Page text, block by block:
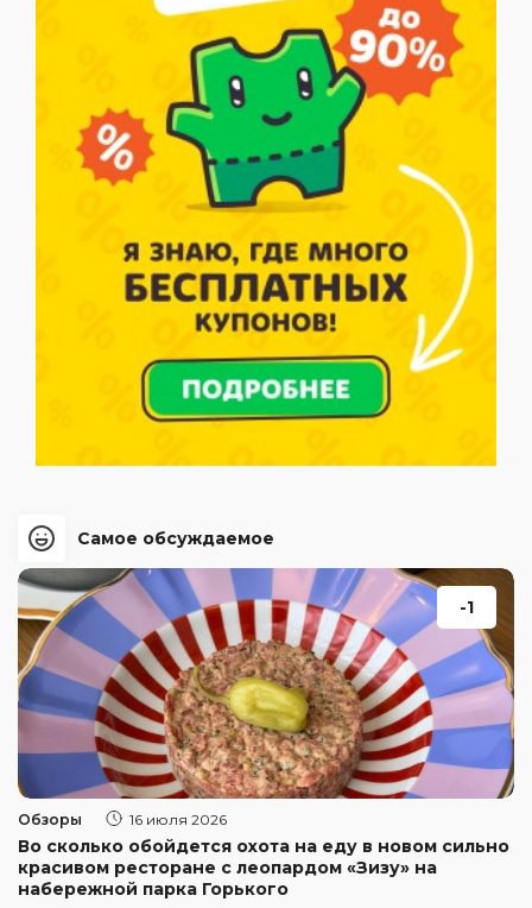
Самое обсуждаемое
-1
Обзоры 16 июля 2026
Во сколько обойдется охота на еду в новом сильно
красивом ресторане с леопардом «Зизу» на
набережной парка Горького